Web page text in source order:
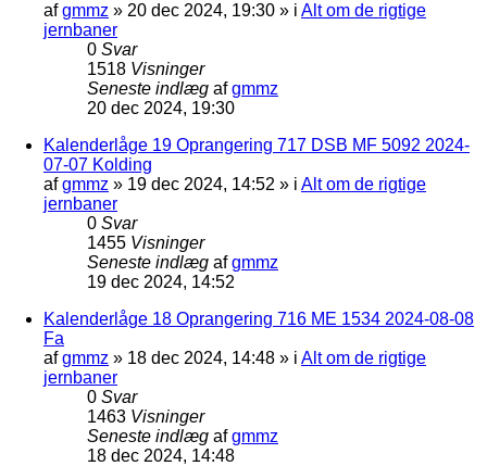
afgmmz » 20 dec 2024, 19:30 » i Alt om de rigtige
jernbaner
0 Svar
1518 Visninger
Seneste indlæg afgmmz
20 dec 2024, 19:30
Kalenderlåge 19 Oprangering 717 DSB MF 5092 2024-
07-07 Kolding
afgmmz » 19 dec 2024, 14:52 » i Alt om de rigtige
jernbaner
0 Svar
1455 Visninger
Seneste indlæg afgmmz
19 dec 2024, 14:52
Kalenderlåge 18 Oprangering 716 ME 1534 2024-08-08
Fa
afgmmz » 18 dec 2024, 14:48 » i Alt om de rigtige
jernbaner
0 Svar
1463 Visninger
Seneste indlæg afgmmz
18 dec 2024, 14:48